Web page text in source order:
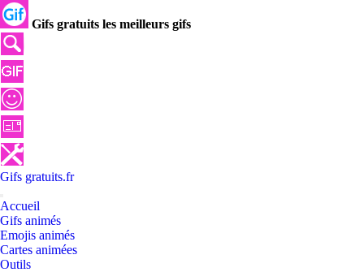
Gifs gratuits les meilleurs gifs
Gifs gratuits.fr
Accueil
Gifs animés
Emojis animés
Cartes animées
Outils